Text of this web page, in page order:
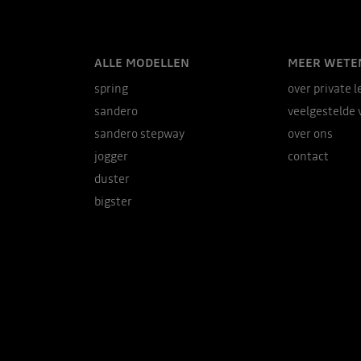
ALLE MODELLEN
spring
sandero
sandero stepway
jogger
duster
bigster
MEER
over private
veelgestelde
over ons
contact